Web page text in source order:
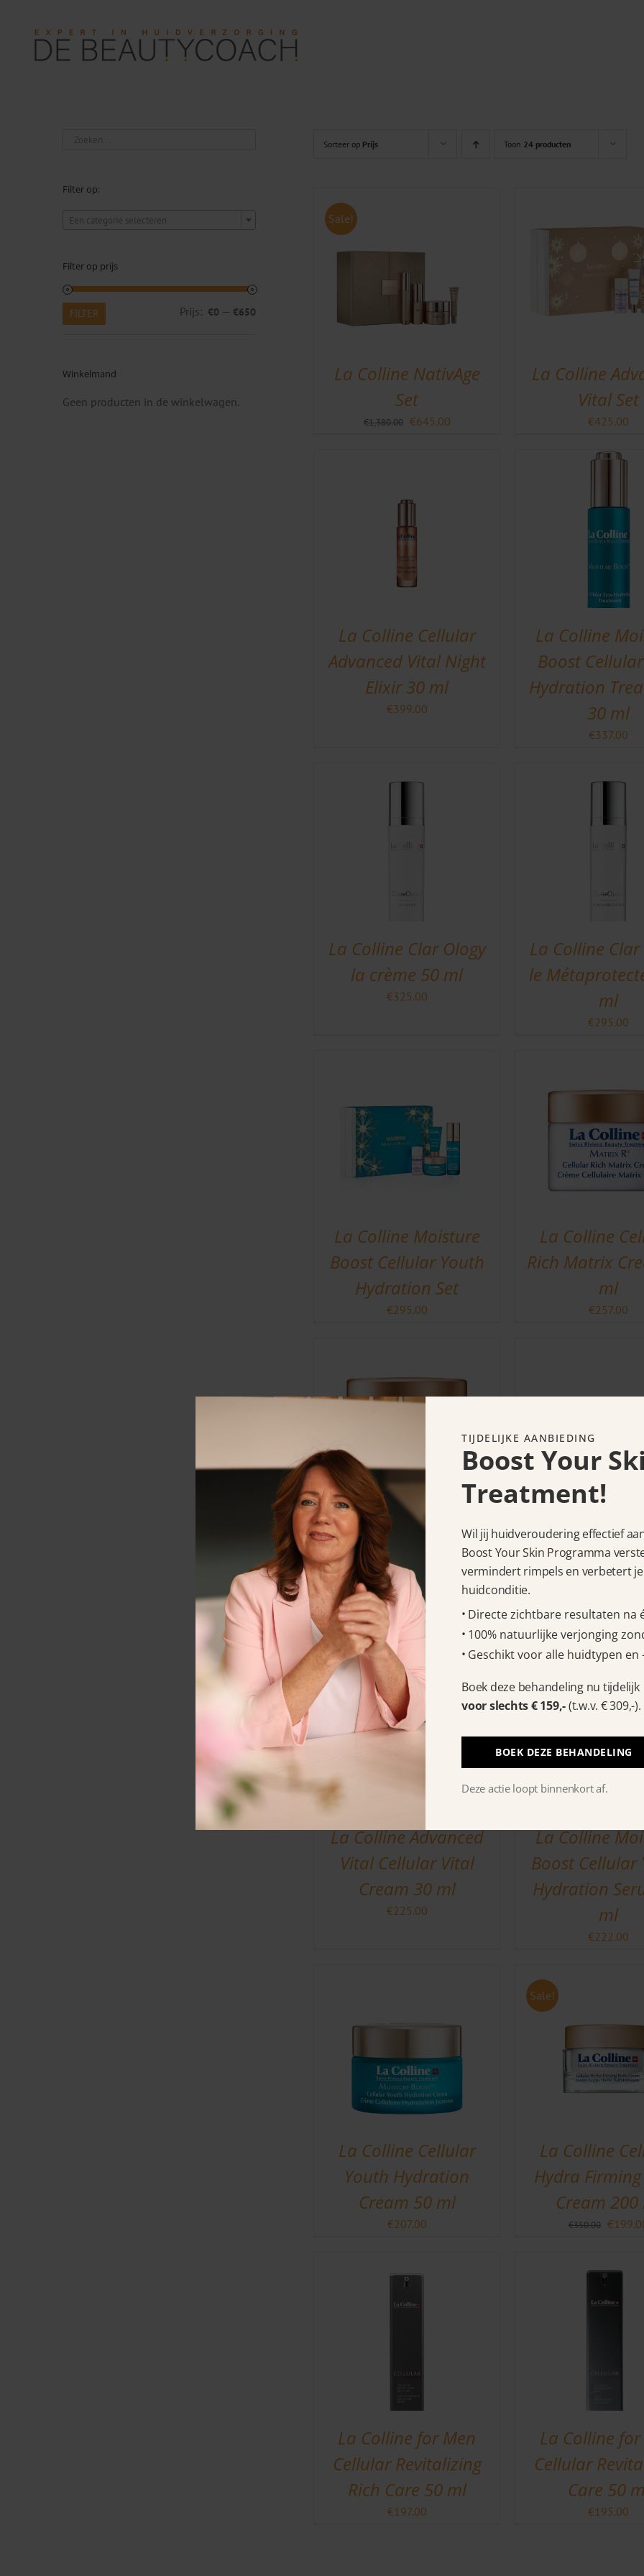
Sorteer op Prijs Toon 24 producten
Sale!
La Colline NativAge
Set
€1,380.00 Oorspronkelijke
€645.00Huidige
La Colline
Vital Set
€425.00
La Colline Cellular
Advanced Vital Night
Elixir 30 ml
€399.00
La Colline
Boost
Hydration
30 ml
€337.00
La Colline Clar Ology
la crème 50 ml
€325.00
La Colline
le
ml
€295.00
La Colline Moisture
Boost Cellular Youth
Hydration Set
€295.00
La Colline
Rich Matrix
ml
€257.00
La Colline Cellular
Matrix Cream 30 ml
€245.00
La Colline
Vital Cellular
Extra-Rich
€237.00
La Colline Advanced
Vital Cellular Vital
Cream 30 ml
€225.00
La Colline
Boost Cellular
Hydration
ml
€222.00
La Colline Cellular
Youth Hydration
Cream 50 ml
€207.00
Sale!
La Colline
Hydra
Cream
€350.00
€350.00.
€
La Colline for Men
Cellular Revitalizing
Rich Care 50 ml
€197.00
La Colline
Cellular
Care 50
€195.00
Filter op:
Een categorie selecteren
Filter op prijs
FILTER Prijs: €0 —€650
Winkelmand
Geen producten in de winkelwagen.
TIJDELIJKE AANBIEDING
Boost Your
Treatment!
Wil jij huidveroudering effectief
Boost Your Skin Programma
vermindert rimpels en verbetert
huidconditie.
Directe zichtbare resultaten na
100% natuurlijke verjonging
Geschikt voor alle huidtypen en
Boek deze behandeling nu tijdelijk
voor slechts € 159,-(t.w.v. € 309,-).
BOEK DEZE BEHANDELING
Deze actie loopt binnenkort af.